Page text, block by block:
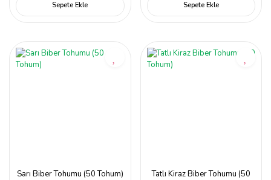
Sepete Ekle Sepete Ekle
Sarı Biber Tohumu (50 Tohum)
Tatlı Kiraz Biber Tohumu (50